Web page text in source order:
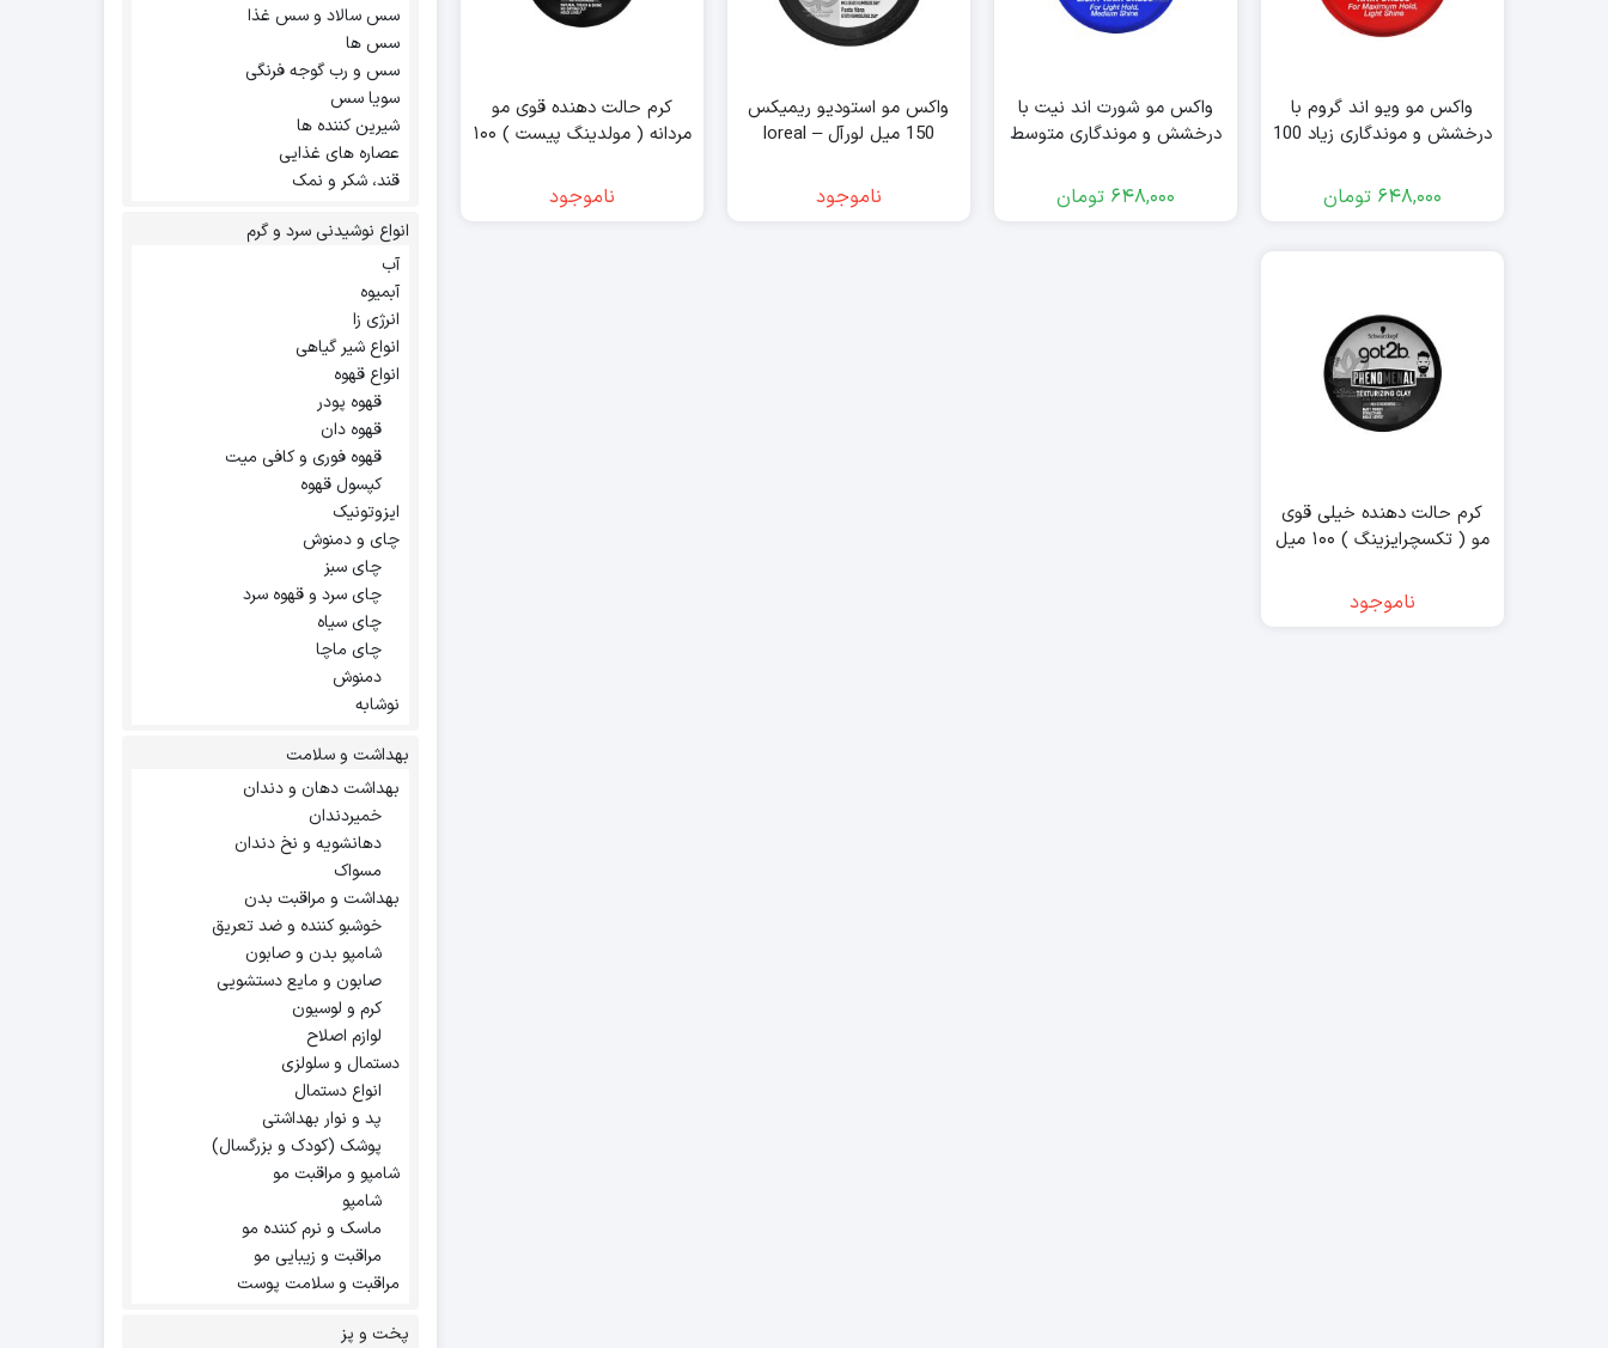
واکس مو ویو اند گروم با
درخشش و موندگاری زیاد 100
648,000 تومان
واکس مو شورت اند نیت با
درخشش و موندگاری متوسط
648,000 تومان
واکس مو استودیو ریمیکس
150 میل لورآل – loreal
ناموجود
کرم حالت دهنده قوی مو
مردانه ( مولدینگ پیست ) ۱۰۰
ناموجود
کرم حالت دهنده خیلی قوی
مو ( تکسچرایزینگ ) ۱۰۰ میل
ناموجود
سس سالاد و سس غذا
سس ها
سس و رب گوجه فرنگی
سویا سس
شیرین کننده ها
عصاره های غذایی
قند، شکر و نمک
انواع نوشیدنی سرد و گرم
آب
آبمیوه
انرژی زا
انواع شیر گیاهی
انواع قهوه
قهوه پودر
قهوه دان
قهوه فوری و کافی میت
کپسول قهوه
ایزوتونیک
چای و دمنوش
چای سبز
چای سرد و قهوه سرد
چای سیاه
چای ماچا
دمنوش
نوشابه
بهداشت و سلامت
بهداشت دهان و دندان
خمیردندان
دهانشویه و نخ دندان
مسواک
بهداشت و مراقبت بدن
خوشبو کننده و ضد تعریق
شامپو بدن و صابون
صابون و مایع دستشویی
کرم و لوسیون
لوازم اصلاح
دستمال و سلولزی
انواع دستمال
پد و نوار بهداشتی
پوشک (کودک و بزرگسال)
شامپو و مراقبت مو
شامپو
ماسک و نرم کننده مو
مراقبت و زیبایی مو
مراقبت و سلامت پوست
پخت و پز